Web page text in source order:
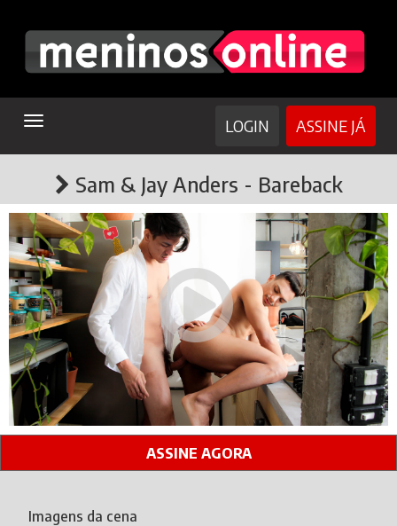
TOGGLE
ASSINE JÁ
LOGIN
Sam & Jay Anders - Bareback
ASSINE AGORA
Imagens da cena